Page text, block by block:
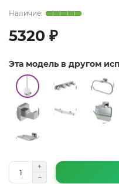
5320 ₽
Эта модель в другом